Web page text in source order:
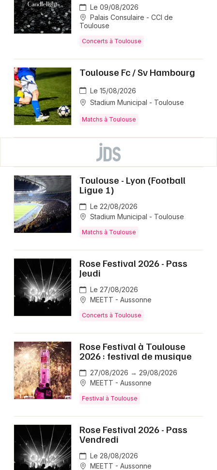
Le 09/08/2026
Palais Consulaire - CCI de
Toulouse
Concerts à Toulouse
Toulouse Fc / Sv Hambourg
Le 15/08/2026
Stadium Municipal - Toulouse
Matchs à Toulouse
Toulouse - Lyon (Football
Ligue 1)
Le 22/08/2026
Stadium Municipal - Toulouse
Matchs à Toulouse
Rose Festival 2026 - Pass
Jeudi
Le 27/08/2026
MEETT - Aussonne
Concerts à Toulouse
Rose Festival à Toulouse
2026 : festival de musique
27/08/2026 → 29/08/2026
MEETT - Aussonne
Festival à Toulouse
Rose Festival 2026 - Pass
Vendredi
Le 28/08/2026
MEETT - Aussonne